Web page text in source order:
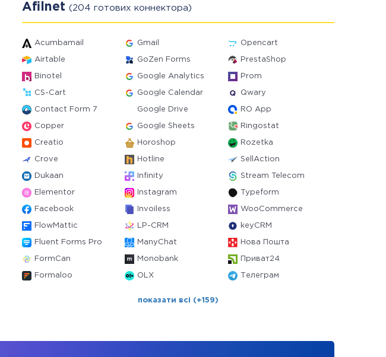
Afilnet (204 готових коннектора)
Acumbamail Gmail Opencart
Airtable GoZen Forms PrestaShop
Binotel Google Analytics Prom
CS-Cart Google Calendar Qwary
Contact Form 7 Google Drive RO App
Copper Google Sheets Ringostat
Creatio Horoshop Rozetka
Crove Hotline SellAction
Dukaan Infinity Stream Telecom
Elementor Instagram Typeform
Facebook Invoiless WooCommerce
FlowMattic LP-CRM keyCRM
Fluent Forms Pro ManyChat Нова Пошта
FormCan Monobank Приват24
Formaloo OLX Телеграм
показати всі (+159)